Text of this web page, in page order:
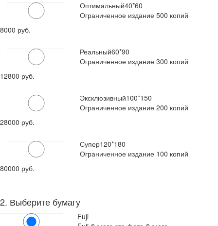
Оптимальный40*60
Ограниченное издание 500 копий
8000 руб.
Реальный60*90
Ограниченное издание 300 копий
12800 руб.
Эксклюзивный100*150
Ограниченное издание 200 копий
28000 руб.
Супер120*180
Ограниченное издание 100 копий
80000 руб.
2. Выберите бумагу
Fuji